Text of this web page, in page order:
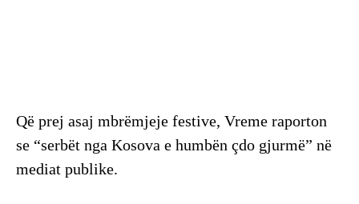
Që prej asaj mbrëmjeje festive, Vreme raporton
se “serbët nga Kosova e humbën çdo gjurmë” në
mediat publike.